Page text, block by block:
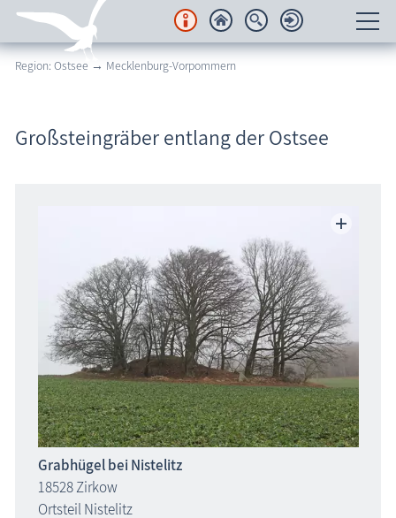
Unterkünfte
Wissenswertes
Veranstaltungen
Blog
Region: Ostsee → Mecklenburg-Vorpommern
Großsteingräber entlang der Ostsee
Grabhügel bei Nistelitz
18528 Zirkow
Ortsteil Nistelitz